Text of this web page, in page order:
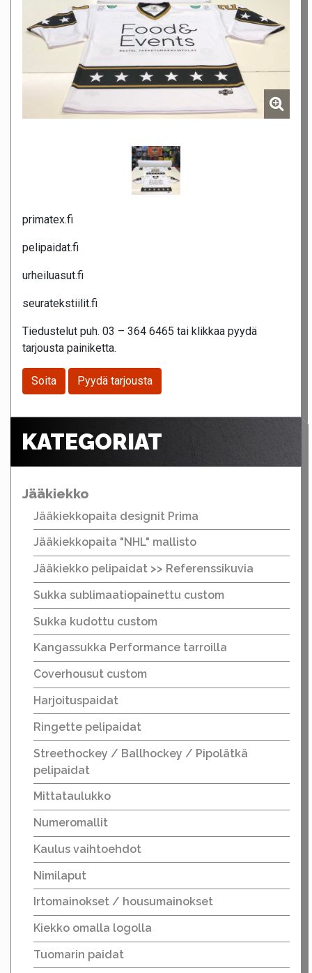
primatex.fi
pelipaidat.fi
urheiluasut.fi
seuratekstiilit.fi
Tiedustelut puh. 03 – 364 6465 tai klikkaa pyydä
tarjousta painiketta.
Soita Pyydä tarjousta
KATEGORIAT
Jääkiekko
Jääkiekkopaita designit Prima
Jääkiekkopaita "NHL" mallisto
Jääkiekko pelipaidat >> Referenssikuvia
Sukka sublimaatiopainettu custom
Sukka kudottu custom
Kangassukka Performance tarroilla
Coverhousut custom
Harjoituspaidat
Ringette pelipaidat
Streethockey / Ballhockey / Pipolätkä
pelipaidat
Mittataulukko
Numeromallit
Kaulus vaihtoehdot
Nimilaput
Irtomainokset / housumainokset
Kiekko omalla logolla
Tuomarin paidat